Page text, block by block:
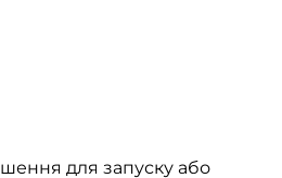
для запуску або